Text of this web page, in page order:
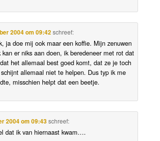
2004 om 09:42schreef:
ja doe mij ook maar een koffie. Mijn zenuwen
er niks aan doen, ik beredeneer met rot dat
het allemaal best goed komt, dat ze je toch
allemaal niet te helpen. Dus typ ik me
misschien helpt dat een beetje.
2004 om 09:43schreef:
dat ik van hiernaast kwam….